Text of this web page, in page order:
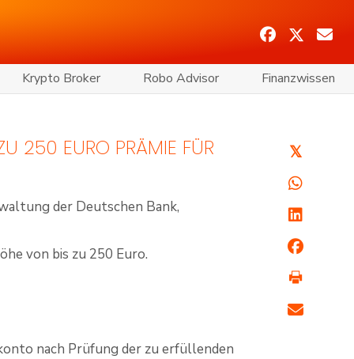
Krypto Broker Robo Advisor Finanzwissen
250 EURO PRÄMIE FÜR
der Deutschen Bank,
von bis zu 250 Euro.
nach Prüfung der zu erfüllenden
𝕏